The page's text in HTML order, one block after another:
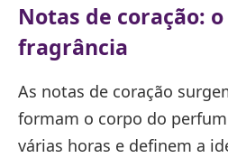
Notas de coração:
fragrância
As notas de coração
formam o corpo do
várias horas e definem a